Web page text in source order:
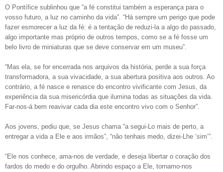
O Pontífice sublinhou que “a fé constitui também a esperança para o
vosso futuro, a luz no caminho da vida”. “Há sempre um perigo que pode
fazer esmorecer a luz da fé: é a tentação de reduzi-la a algo do passado,
algo importante mas próprio de outros tempos, como se a fé fosse um
belo livro de miniaturas que se deve conservar em um museu”.
“Mas ela, se for encerrada nos arquivos da história, perde a sua força
transformadora, a sua vivacidade, a sua abertura positiva aos outros. Ao
contrário, a fé nasce e renasce do encontro vivificante com Jesus, da
experiência da sua misericórdia que ilumina todas as situações da vida.
Far-nos-á bem reavivar cada dia este encontro vivo com o Senhor”.
Aos jovens, pediu que, se Jesus chama “a segui-Lo mais de perto, a
entregar a vida a Ele e aos irmãos”, “não tenhais medo, dizei-Lhe ‘sim’”.
“Ele nos conhece, ama-nos de verdade, e deseja libertar o coração dos
fardos do medo e do orgulho. Abrindo espaço a Ele, tornamo-nos